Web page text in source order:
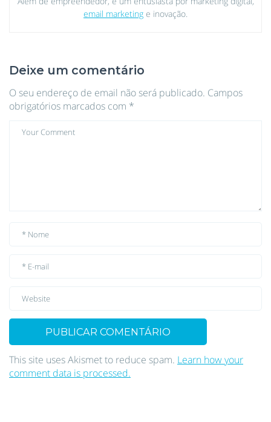
email marketing e inovação.
Deixe um comentário
O seu endereço de email não será publicado. Campos
obrigatórios marcados com *
This site uses Akismet to reduce spam. Learn how your
comment data is processed.